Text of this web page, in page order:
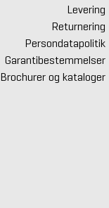
Levering
Returnering
Persondatapolitik
Garantibestemmelser
Brochurer og kataloger